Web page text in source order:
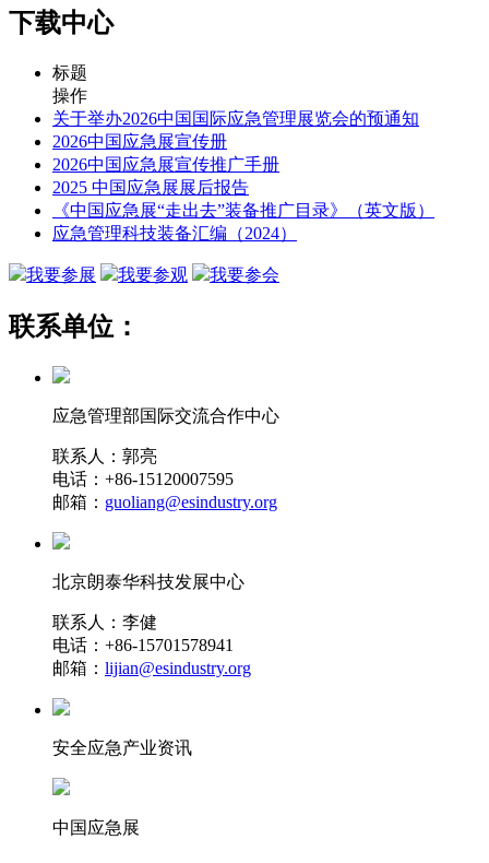
下载中心
标题
操作
关于举办2026中国国际应急管理展览会的预通知
2026中国应急展宣传册
2026中国应急展宣传推广手册
2025 中国应急展展后报告
《中国应急展“走出去”装备推广目录》（英文版）
应急管理科技装备汇编（2024）
我要参展 我要参观 我要参会
联系单位：
应急管理部国际交流合作中心
联系人：郭亮
电话：+86-15120007595
邮箱： guoliang@esindustry.org
北京朗泰华科技发展中心
联系人：李健
电话：+86-15701578941
邮箱： lijian@esindustry.org
安全应急产业资讯
中国应急展